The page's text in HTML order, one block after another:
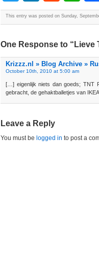
This entry was posted on Sunday,
One Response to “Lieve
Krizzz.nl » Blog Archive »
October 10th, 2010 at 5:00 am
[…] eigenlijk niets dan goeds; TNT
gebracht, de gehaktballetjes van
Leave a Reply
You must be logged in to post a